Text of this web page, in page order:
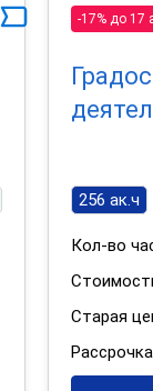
-17% до 17
256 ак.ч
Кол-во
Старая